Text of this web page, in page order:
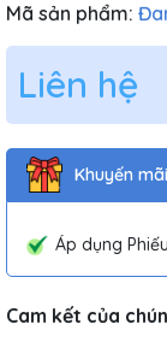
Mã sản phẩm:
Liên hệ
Khuyến
Áp dụng
Cam kết của